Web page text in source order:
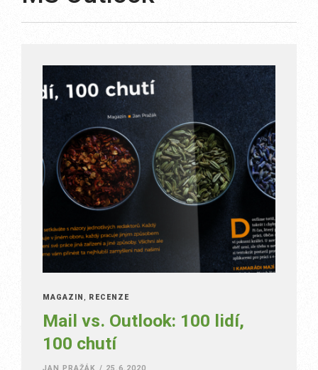
MAGAZÍN RECENZE
Mail vs. Outlook: 100 lidí,
100 chutí
JAN PRAŽÁK / 25.6.2020